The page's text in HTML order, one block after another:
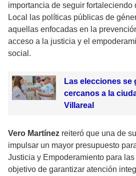
importancia de seguir fortaleciendo
Local las políticas públicas de
aquellas enfocadas en la
acceso a la justicia y el
social.
Las elecciones se
cercanos a la
Villareal
Vero Martínez reiteró que una de
impulsar un mayor presupuesto
Justicia y Empoderamiento para las
objetivo de garantizar atención